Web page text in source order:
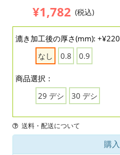
¥1,782 (税込)
漉き加工後の厚さ(mm): +¥220
なし
0.8 0.9
商品選択：
29 デシ
30 デシ
送料・配送について
購入